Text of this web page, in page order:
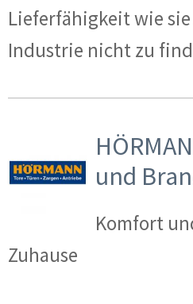
Lieferfähigkeit wie
Industrie nicht zu
und
Komfort
Zuhause